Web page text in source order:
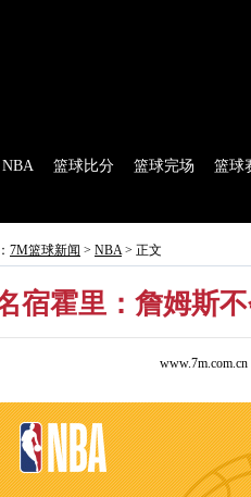
NBA 篮球比分 篮球完场 篮球
7M篮球新闻 > NBA> 正文
宿霍里：詹姆斯
www.7m.com.cn